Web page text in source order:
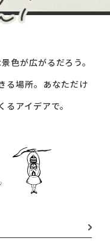
色が広がるだろう。
場所。
あなただけ
アイデアで。